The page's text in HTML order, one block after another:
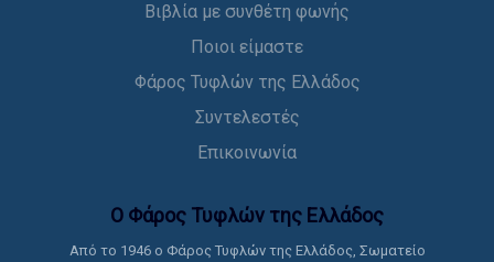
Βιβλία με συνθέτη φωνής
Ποιοι είμαστε
Φάρος Τυφλών της Ελλάδος
Συντελεστές
Επικοινωνία
Ο Φάρος Τυφλών της Ελλάδoς
Από το 1946 ο Φάρος Τυφλών της Ελλάδος, Σωματείο